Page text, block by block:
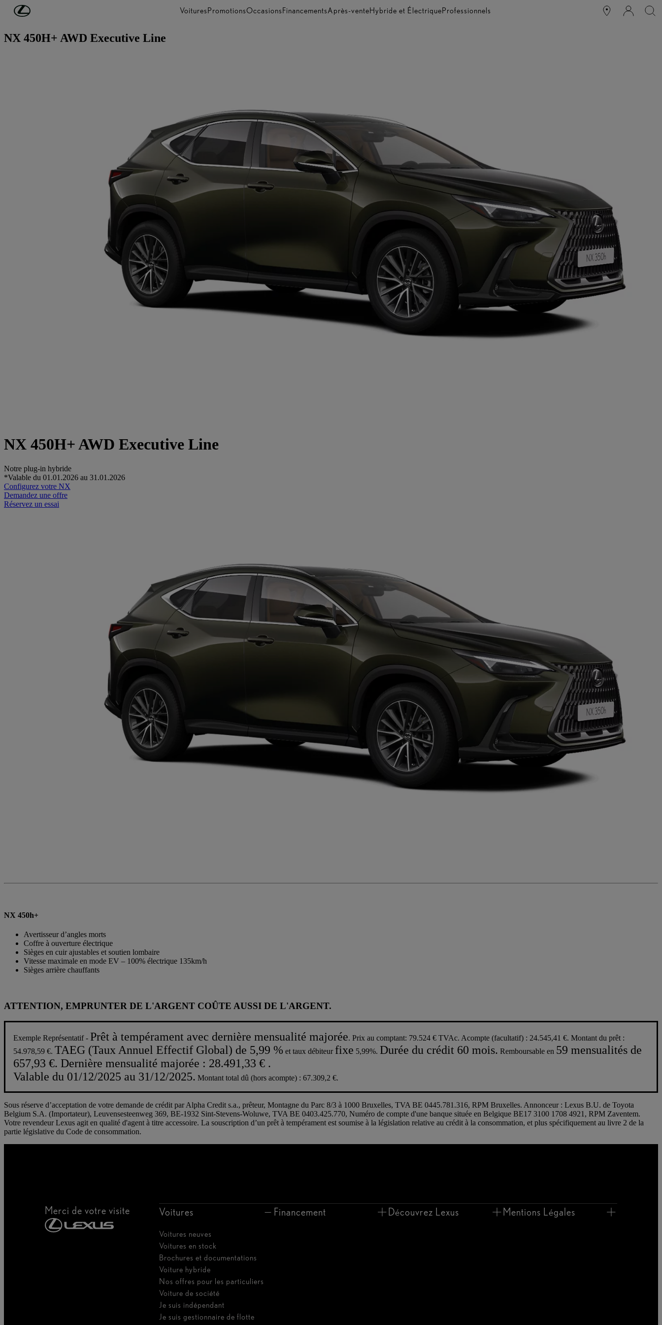
Passer au contenu principal VoituresPromotionsOccasionsFinancementsAprès-venteHybride et ÉlectriqueProfessionnels
Notre plug-in hybride
NX 450H+ AWD Executive Line
NX 450H+ AWD Executive Line
Notre plug-in hybride
*Valable du 01.01.2026 au 31.01.2026
Configurez votre NX
Demandez une offre
Réservez un essai
NX 450h+
Avertisseur d’angles morts
Coffre à ouverture électrique
Sièges en cuir ajustables et soutien lombaire
Vitesse maximale en mode EV – 100% électrique 135km/h
Sièges arrière chauffants
ATTENTION, EMPRUNTER DE L'ARGENT COÛTE AUSSI DE L'ARGENT.
Exemple Représentatif - Prêt à tempérament avec dernière mensualité majorée. Prix au comptant: 79.524 € TVAc. Acompte (facultatif) : 24.545,41 €. Montant du prêt :
54.978,59 €. TAEG (Taux Annuel Effectif Global) de 5,99 % et taux débiteur fixe 5,99%. Durée du crédit 60 mois. Remboursable en 59 mensualités de
657,93 €. Dernière mensualité majorée : 28.491,33 € .
Valable du 01/12/2025 au 31/12/2025. Montant total dû (hors acompte) : 67.309,2 €.
Sous réserve d’acceptation de votre demande de crédit par Alpha Credit s.a., prêteur, Montagne du Parc 8/3 à 1000 Bruxelles, TVA BE 0445.781.316, RPM Bruxelles. Annonceur : Lexus B.U. de Toyota
Belgium S.A. (Importateur), Leuvensesteenweg 369, BE-1932 Sint-Stevens-Woluwe, TVA BE 0403.425.770, Numéro de compte d'une banque située en Belgique BE17 3100 1708 4921, RPM Zaventem.
Votre revendeur Lexus agit en qualité d'agent à titre accessoire. La souscription d’un prêt à tempérament est soumise à la législation relative au crédit à la consommation, et plus spécifiquement au livre 2 de la
partie législative du Code de consommation.
Merci de votre visite Voitures
Voitures neuves
Voitures en stock
Brochures et documentations
Voiture hybride
Nos offres pour les particuliers
Voiture de société
Je suis indépendant
Je suis gestionnaire de flotte
Financement Découvrez Lexus Mentions Légales